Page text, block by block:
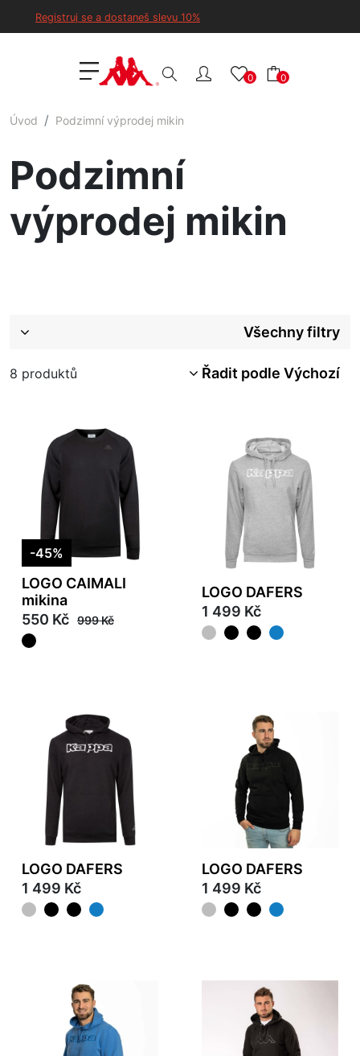
Registruj se a dostaneš slevu 10%
0 0
Úvod Podzimní výprodej mikin
Podzimní
výprodej mikin
Všechny filtry
8 produktů Řadit podle Výchozí
-45%
LOGO CAIMALI
mikina
550 Kč 999 Kč
LOGO DAFERS
1 499 Kč
LOGO DAFERS
1 499 Kč
LOGO DAFERS
1 499 Kč